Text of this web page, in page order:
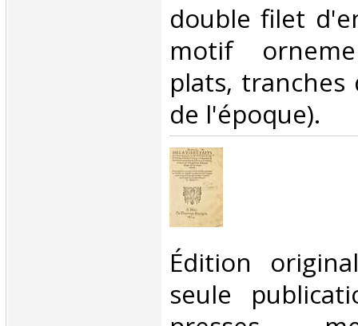
double filet
motif
plats, tranches
de l'époque). ‎
‎Édition
seule